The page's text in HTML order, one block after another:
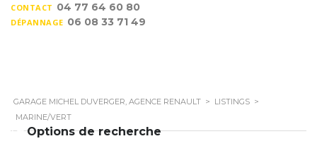
CONTACT 04 77 64 60 80
DÉPANNAGE 06 08 33 71 49
GARAGE MICHEL DUVERGER, AGENCE RENAULT > LISTINGS >
MARINE/VERT
Options de recherche